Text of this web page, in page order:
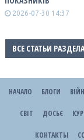
2026-07-30 14:37
ВСЕ СТАТЬИ
НАЧАЛО БЛОГИ
СВІТ ДОСЬЄ
КОНТАКТЫ